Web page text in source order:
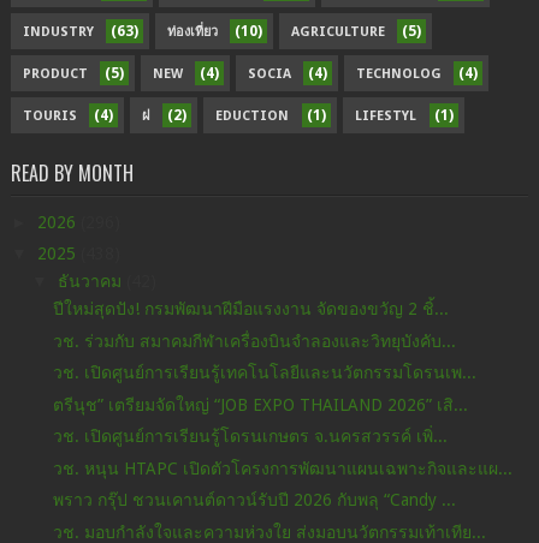
INDUSTRY (63) ท่องเที่ยว (10) AGRICULTURE (5)
PRODUCT (5) NEW (4) SOCIA (4) TECHNOLOG (4)
TOURIS (4) ฝ (2) EDUCTION (1) LIFESTYL (1)
READ BY MONTH
2026
2025
ธันวาคม
ปีใหม่สุดปัง! กรมพัฒนาฝีมือแรงงาน จัดของขวัญ 2 ชิ้...
วช. ร่วมกับ สมาคมกีฬาเครื่องบินจำลองและวิทยุบังคับ...
วช. เปิดศูนย์การเรียนรู้เทคโนโลยีและนวัตกรรมโดรนเพ...
ตรีนุช” เตรียมจัดใหญ่ “JOB EXPO THAILAND 2026” เสิ...
วช. เปิดศูนย์การเรียนรู้โดรนเกษตร จ.นครสวรรค์ เพิ่...
วช. หนุน HTAPC เปิดตัวโครงการพัฒนาแผนเฉพาะกิจและแผ...
พราว กรุ๊ป ชวนเคานต์ดาวน์รับปี 2026 กับพลุ “Candy ...
วช. มอบกำลังใจและความห่วงใย ส่งมอบนวัตกรรมเท้าเทีย...